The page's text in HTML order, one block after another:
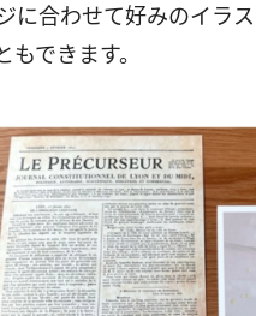
に合わせて好みのイラ
できます。